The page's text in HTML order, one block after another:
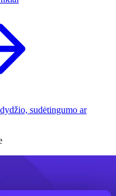
sudėtingumo ar